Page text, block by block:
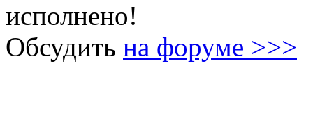
исполнено!
Обсудить на форуме >>>